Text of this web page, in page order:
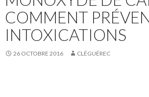
COMMENT
INTOXICATIONS
26 OCTOBRE 2016 CLÉGUÉREC